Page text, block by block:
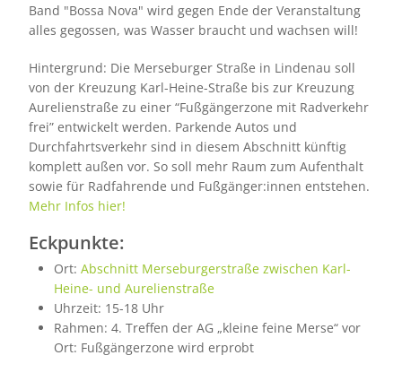
Band "Bossa Nova" wird gegen Ende der Veranstaltung
alles gegossen, was Wasser braucht und wachsen will!
Hintergrund: Die Merseburger Straße in Lindenau soll
von der Kreuzung Karl-Heine-Straße bis zur Kreuzung
Aurelienstraße zu einer “Fußgängerzone mit Radverkehr
frei” entwickelt werden. Parkende Autos und
Durchfahrtsverkehr sind in diesem Abschnitt künftig
komplett außen vor. So soll mehr Raum zum Aufenthalt
sowie für Radfahrende und Fußgänger:innen entstehen.
Mehr Infos hier!
Eckpunkte:
Ort: Abschnitt Merseburgerstraße zwischen Karl-
Heine- und Aurelienstraße
Uhrzeit: 15-18 Uhr
Rahmen: 4. Treffen der AG „kleine feine Merse“ vor
Ort: Fußgängerzone wird erprobt